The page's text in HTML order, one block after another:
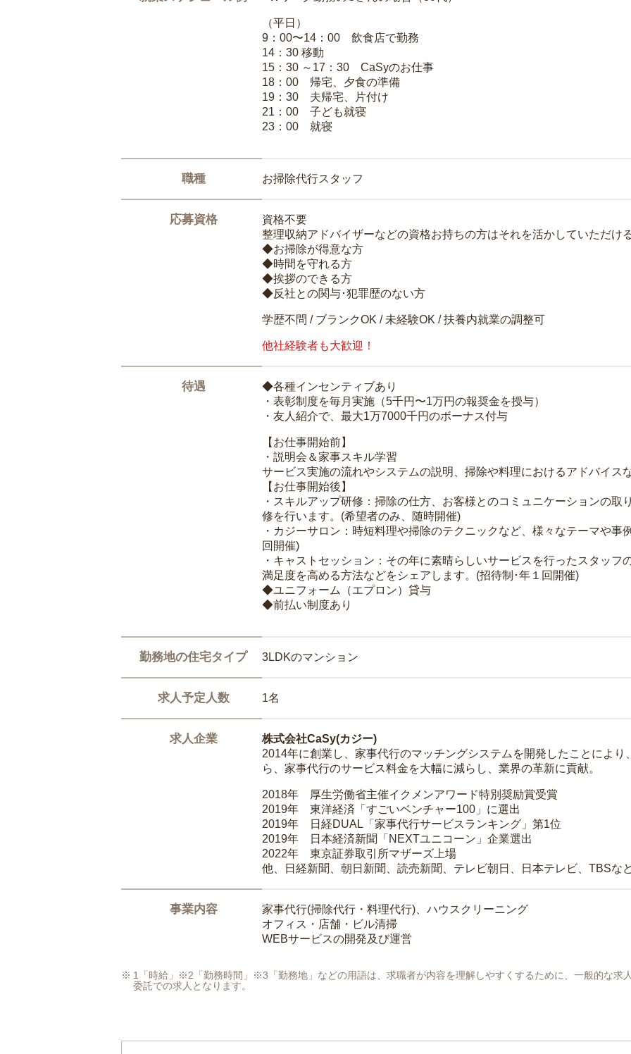
（平日）
9：00〜14：00 飲食店で勤務
14：30 移動
15：30 ～17：30 CaSyのお仕事
18：00 帰宅、夕食の準備
19：30 夫帰宅、片付け
21：00 子ども就寝
23：00 就寝
職種 お掃除代行スタッフ
応募資格
資格不要
整理収納アドバイザーなどの資格お持ちの方はそれを活かしていただけ
◆お掃除が得意な方
◆時間を守れる方
◆挨拶のできる方
◆反社との関与･犯罪歴のない方
学歴不問 / ブランクOK / 未経験OK / 扶養内就業の調整可
他社経験者も大歓迎！
待遇
◆各種インセンティブあり
・表彰制度を毎月実施（5千円〜1万円の報奨金を授与）
・友人紹介で、最大1万7000千円のボーナス付与
【お仕事開始前】
・説明会＆家事スキル学習
サービス実施の流れやシステムの説明、掃除や料理におけるアドバイス
【お仕事開始後】
・スキルアップ研修：掃除の仕方、お客様とのコミュニケーションの
修を行います。(希望者のみ、随時開催)
・カジーサロン：時短料理や掃除のテクニックなど、様々なテーマや事
回開催)
・キャストセッション：その年に素晴らしいサービスを行ったスタッ
満足度を高める方法などをシェアします。(招待制･年１回開催)
◆ユニフォーム（エプロン）貸与
◆前払い制度あり
勤務地の住宅タイプ 3LDKのマンション
求人予定人数 1名
求人企業
株式会社CaSy(カジー)
2014年に創業し、家事代行のマッチングシステムを開発したことによ
ら、家事代行のサービス料金を大幅に減らし、業界の革新に貢献。
2018年 厚生労働省主催イクメンアワード特別奨励賞受賞
2019年 東洋経済「すごいベンチャー100」に選出
2019年 日経DUAL「家事代行サービスランキング」第1位
2019年 日本経済新聞「NEXTユニコーン」企業選出
2022年 東京証券取引所マザーズ上場
他、日経新聞、朝日新聞、読売新聞、テレビ朝日、日本テレビ、TBSな
事業内容
家事代行(掃除代行・料理代行)、ハウスクリーニング
オフィス・店舗・ビル清掃
WEBサービスの開発及び運営
1「時給」※2「勤務時間」※3「勤務地」などの用語は、求職者が内容を理解しやすくするために、一般的な求
委託での求人となります。